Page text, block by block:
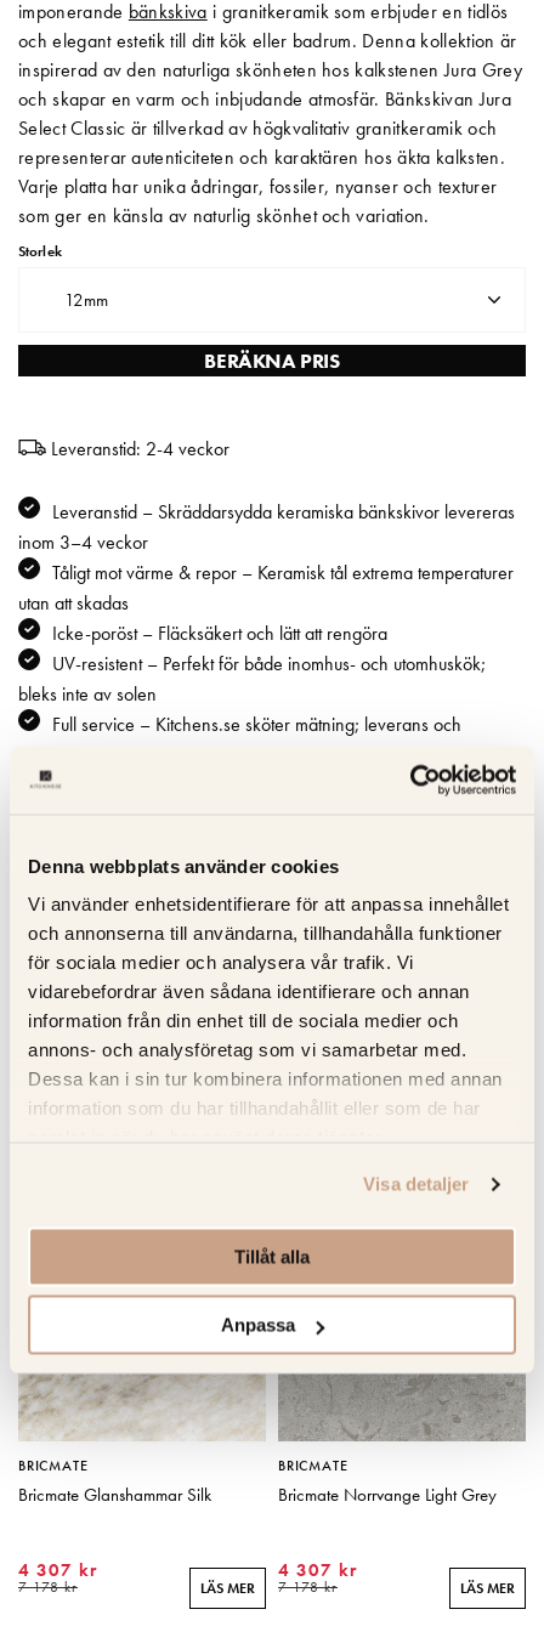
Denna webbplats använder cookies
Vi använder enhetsidentifierare för att anpassa innehållet
och annonserna till användarna, tillhandahålla funktioner
för sociala medier och analysera vår trafik. Vi
vidarebefordrar även sådana identifierare och annan
information från din enhet till de sociala medier och
annons- och analysföretag som vi samarbetar med.
Dessa kan i sin tur kombinera informationen med annan
information som du har tillhandahållit eller som de har
Visa detaljer
Tillåt alla
Anpassa
Matberedare & Mixer
Vattenkokare
imponerande bänkskiva i granitkeramik som erbjuder en tidlös
och elegant estetik till ditt kök eller badrum. Denna kollektion är
inspirerad av den naturliga skönheten hos kalkstenen Jura Grey
och skapar en varm och inbjudande atmosfär. Bänkskivan Jura
Select Classic är tillverkad av högkvalitativ granitkeramik och
representerar autenticiteten och karaktären hos äkta kalksten.
Varje platta har unika ådringar, fossiler, nyanser och texturer
som ger en känsla av naturlig skönhet och variation.
Storlek
12mm
BERÄKNA PRIS
Leveranstid: 2-4 veckor
Leveranstid – Skräddarsydda keramiska bänkskivor levereras
inom 3–4 veckor
Tåligt mot värme & repor – Keramisk tål extrema temperaturer
utan att skadas
Icke-poröst – Fläcksäkert och lätt att rengöra
UV-resistent – Perfekt för både inomhus- och utomhuskök;
bleks inte av solen
Full service – Kitchens.se sköter mätning; leverans och
Beskrivning
Om tillverkaren
BRICMATE
Bricmate Glanshammar Silk
4 307 kr
7 178 kr LÄS MER
BRICMATE
Bricmate Norrvange Light Grey
4 307 kr
7 178 kr LÄS MER